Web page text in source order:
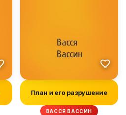
План и его разрушение
ВАССЯ ВАССИН